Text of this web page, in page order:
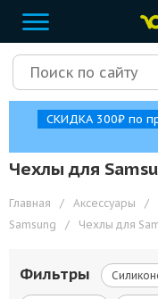
СКИДКА 300₽ по
Чехлы для
Главная / Аксессуары /
Samsung
/ Чехлы для
Фильтры